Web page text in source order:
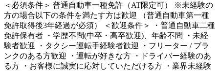
＜必須条件＞ 普通自動車一種免許（AT限定可） ※未経験の
方の場合以下の条件を満たす方は歓迎 （普通自動車第一種
免許取得後3年経過が必須） ＜歓迎条件＞ ・普通自動車二種
免許保有者 ・学歴不問(中卒・高卒歓迎)、年齢不問 ・未経
験者歓迎 ・タクシー運転手経験者歓迎 ・フリーター / ブラ
ンクのある方歓迎 ・運転が好きな方 ・ドライバー経験のあ
る方 ・お客様に誠実に応対していただける方 ・業界未経験